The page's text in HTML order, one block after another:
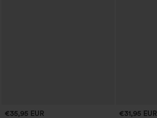
€35,95 EUR €31,95 EUR